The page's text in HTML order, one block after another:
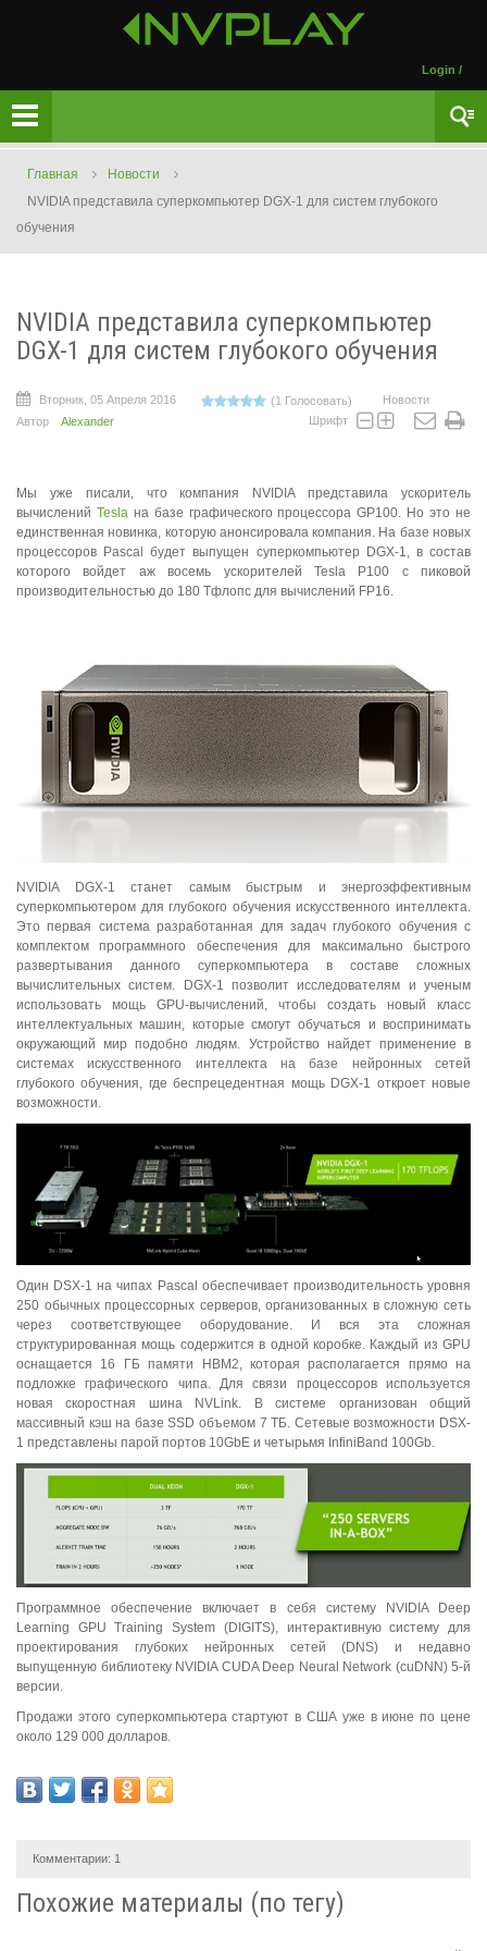
Login /
Главная
Новости
NVIDIA представила суперкомпьютер DGX-1 для систем глубокого
обучения
NVIDIA представила суперкомпьютер
DGX-1 для систем глубокого обучения
Вторник, 05 Апреля 2016 (1 Голосовать)
Новости
Автор
Alexander Шрифт
Мы уже писали, что компания NVIDIA представила ускоритель
вычислений Teslaна базе графического процессора GP100. Но это не
единственная новинка, которую анонсировала компания. На базе новых
процессоров Pascal будет выпущен суперкомпьютер DGX-1, в состав
которого войдет аж восемь ускорителей Tesla P100 с пиковой
производительностью до 180 Тфлопс для вычислений FP16.
NVIDIA DGX-1 станет самым быстрым и энергоэффективным
суперкомпьютером для глубокого обучения искусственного интеллекта.
Это первая система разработанная для задач глубокого обучения с
комплектом программного обеспечения для максимально быстрого
развертывания данного суперкомпьютера в составе сложных
вычислительных систем. DGX-1 позволит исследователям и ученым
использовать мощь GPU-вычислений, чтобы создать новый класс
интеллектуальных машин, которые смогут обучаться и воспринимать
окружающий мир подобно людям. Устройство найдет применение в
системах искусственного интеллекта на базе нейронных сетей
глубокого обучения, где беспрецедентная мощь DGX-1 откроет новые
возможности.
Один DSX-1 на чипах Pascal обеспечивает производительность уровня
250 обычных процессорных серверов, организованных в сложную сеть
через соответствующее оборудование. И вся эта сложная
структурированная мощь содержится в одной коробке. Каждый из GPU
оснащается 16 ГБ памяти HBM2, которая располагается прямо на
подложке графического чипа. Для связи процессоров используется
новая скоростная шина NVLink. В системе организован общий
массивный кэш на базе SSD объемом 7 ТБ. Сетевые возможности DSX-
1 представлены парой портов 10GbE и четырьмя InfiniBand 100Gb.
Программное обеспечение включает в себя систему NVIDIA Deep
Learning GPU Training System (DIGITS), интерактивную систему для
проектирования глубоких нейронных сетей (DNS) и недавно
выпущенную библиотеку NVIDIA CUDA Deep Neural Network (cuDNN) 5-й
версии.
Продажи этого суперкомпьютера стартуют в США уже в июне по цене
около 129 000 долларов.
Комментарии: 1
Похожие материалы (по тегу)